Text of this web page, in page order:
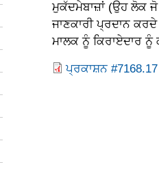
ਮੁਕੱਦਮੇਬਾਜ਼ਾਂ (ਉਹ ਲੋਕ
ਜਾਣਕਾਰੀ ਪ੍ਰਦਾਨ
ਮਾਲਕ ਨੂੰ ਕਿਰਾਏਦਾਰ
ਪ੍ਰਕਾਸ਼ਨ